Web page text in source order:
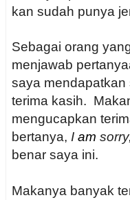
kan sudah punya
Sebagai orang
menjawab
saya mendapatkan
terima kasih.
mengucapkan
bertanya, I am
benar saya ini.
Makanya banyak